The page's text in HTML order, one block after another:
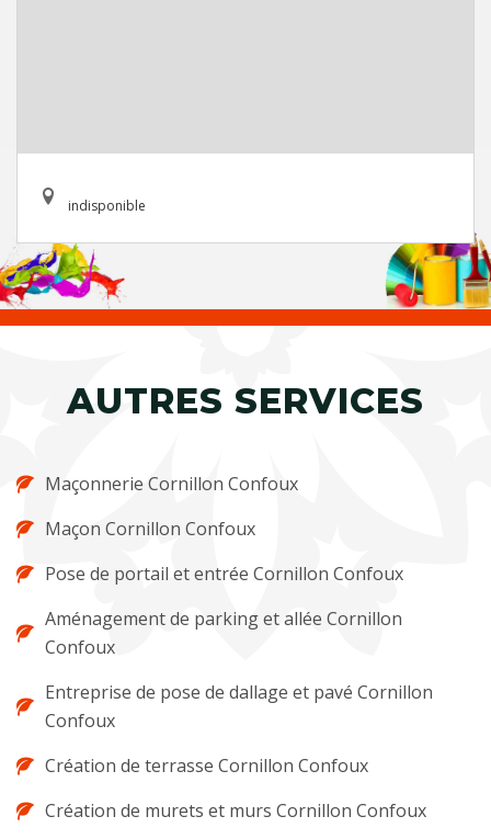
indisponible
AUTRES SERVICES
Maçonnerie Cornillon Confoux
Maçon Cornillon Confoux
Pose de portail et entrée Cornillon Confoux
Aménagement de parking et allée Cornillon
Confoux
Entreprise de pose de dallage et pavé Cornillon
Confoux
Création de terrasse Cornillon Confoux
Création de murets et murs Cornillon Confoux